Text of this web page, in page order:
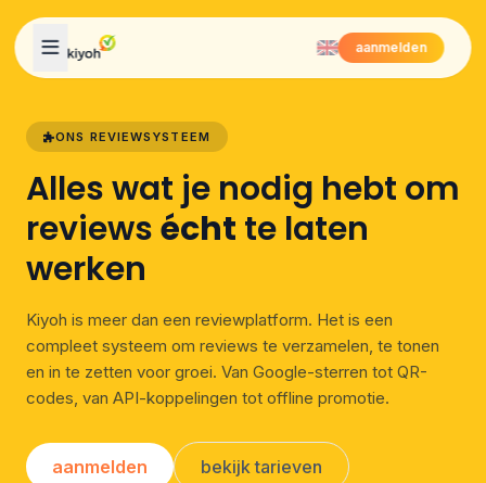
Skip to content
aanmelden
ONS REVIEWSYSTEEM
Alles wat je nodig hebt om
reviewsécht te laten
werken
Kiyoh is meer dan een reviewplatform. Het is een
compleet systeem om reviews te verzamelen, te tonen
en in te zetten voor groei. Van Google-sterren tot QR-
codes, van API-koppelingen tot offline promotie.
aanmelden bekijk tarieven